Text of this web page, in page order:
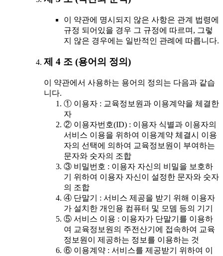
이 약관에 명시되지 않은 사항은 관계 법령에
규정 되어있을 경우 그 규정에 따르며, 그렇
지 않은 경우에는 일반적인 관례에 따릅니다.
제 4 조 (용어의 정의)
이 약관에서 사용하는 용어의 정의는 다음과 같습
니다.
① 이용자 : 교육정보원과 이용계약을 체결한
자
② 이용자번호(ID) : 이용자 식별과 이용자의
서비스 이용을 위하여 이용계약 체결시 이용
자의 선택에 의하여 교육정보원이 부여하는
문자와 숫자의 조합
③ 비밀번호 : 이용자 자신의 비밀을 보호하
기 위하여 이용자 자신이 설정한 문자와 숫자
의 조합
④ 단말기 : 서비스 제공을 받기 위해 이용자
가 설치한 개인용 컴퓨터 및 모뎀 등의 기기
⑤ 서비스 이용 : 이용자가 단말기를 이용하
여 교육정보원의 주전산기에 접속하여 교육
정보원이 제공하는 정보를 이용하는 것
⑥ 이용계약 : 서비스를 제공받기 위하여 이